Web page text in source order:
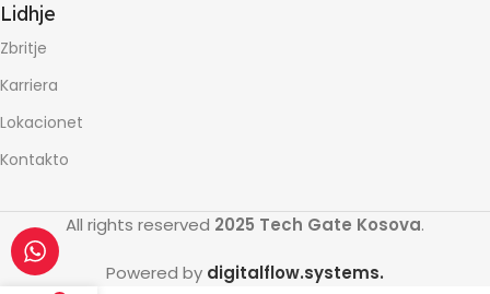
Lidhje
Zbritje
Karriera
Lokacionet
Kontakto
All rights reserved 2025 Tech Gate Kosova.
Powered by digitalflow.systems.